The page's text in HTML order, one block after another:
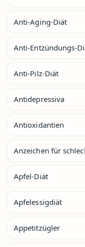
Anti-Aging-Diät
Anti-Entzündungs-
Anti-Pilz-Diät
Antidepressiva
Antioxidantien
Anzeichen für
Apfel-Diät
Apfelessigdiät
Appetitzügler